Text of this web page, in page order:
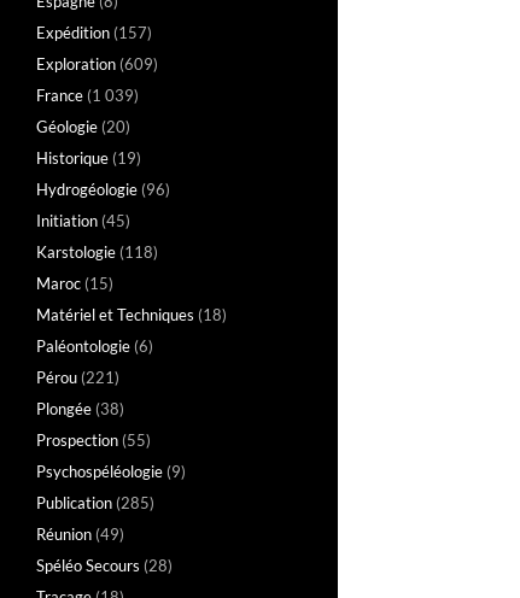
Expédition (157)
Exploration (609)
France (1 039)
Géologie (20)
Historique (19)
Hydrogéologie (96)
Initiation (45)
Karstologie (118)
Maroc (15)
Matériel et Techniques (18)
Paléontologie (6)
Pérou (221)
Plongée (38)
Prospection (55)
Psychospéléologie (9)
Publication (285)
Réunion (49)
Spéléo Secours (28)